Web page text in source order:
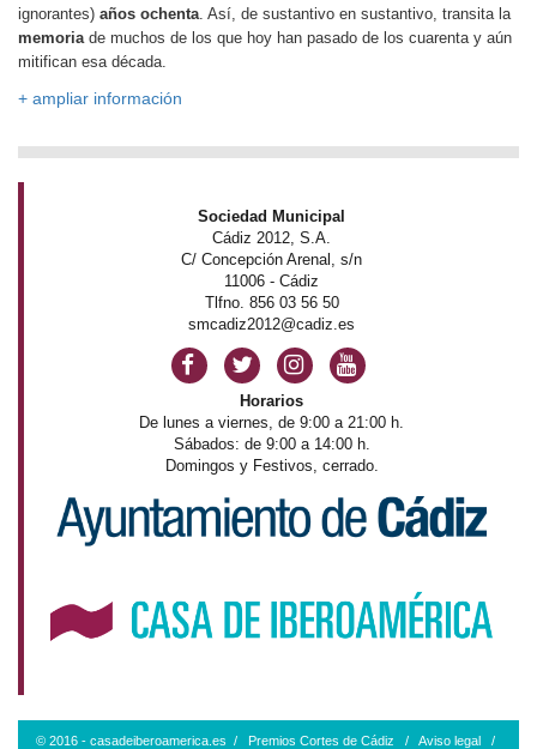
ignorantes) años ochenta . Así, de sustantivo en sustantivo, transita la
memoria de muchos de los que hoy han pasado de los cuarenta y aún
mitifican esa década.
+ ampliar información
Sociedad Municipal
Cádiz 2012, S.A.
C/ Concepción Arenal, s/n
11006 - Cádiz
Tlfno. 856 03 56 50
smcadiz2012@cadiz.es
Horarios
De lunes a viernes, de 9:00 a 21:00 h.
Sábados: de 9:00 a 14:00 h.
Domingos y Festivos, cerrado.
© 2016 - casadeiberoamerica.es / Premios Cortes de Cádiz / Aviso legal/